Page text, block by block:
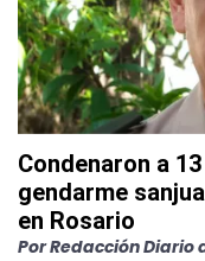
Condenaron a
gendarme
en Rosario
PorRedacción Diario